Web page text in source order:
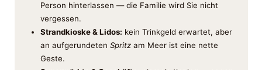
Person hinterlassen — die Familie wird Sie nicht
vergessen.
Strandkioske & Lidos: kein Trinkgeld erwartet, aber
an aufgerundeten Spritzam Meer ist eine nette
Geste.